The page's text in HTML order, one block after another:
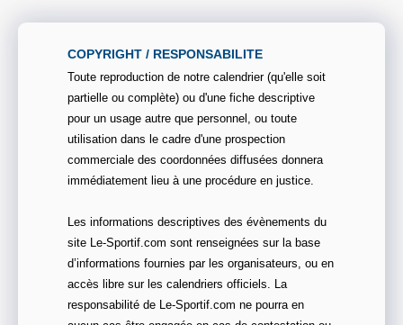
COPYRIGHT / RESPONSABILITE
Toute reproduction de notre calendrier (qu'elle soit
partielle ou complète) ou d'une fiche descriptive
pour un usage autre que personnel, ou toute
utilisation dans le cadre d'une prospection
commerciale des coordonnées diffusées donnera
immédiatement lieu à une procédure en justice.
Les informations descriptives des évènements du
site Le-Sportif.com sont renseignées sur la base
d’informations fournies par les organisateurs, ou en
accès libre sur les calendriers officiels. La
responsabilité de Le-Sportif.com ne pourra en